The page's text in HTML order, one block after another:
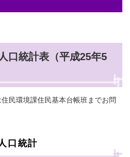
口統計表（平成25年5
民環境課住民基本台帳班までお問
口統計